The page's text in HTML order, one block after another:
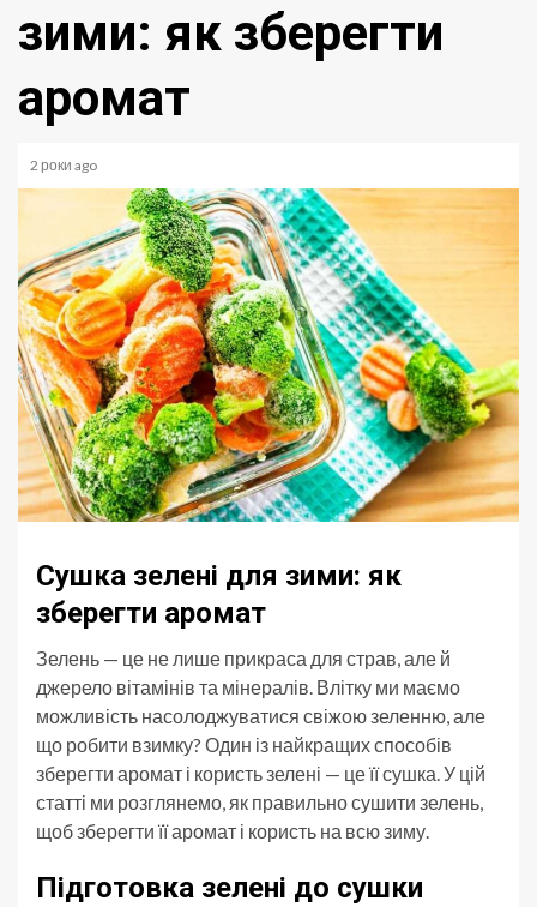
зими: як зберегти
аромат
2 роки ago
Сушка зелені для зими: як
зберегти аромат
Зелень — це не лише прикраса для страв, але й
джерело вітамінів та мінералів. Влітку ми маємо
можливість насолоджуватися свіжою зеленню, але
що робити взимку? Один із найкращих способів
зберегти аромат і користь зелені — це її сушка. У цій
статті ми розглянемо, як правильно сушити зелень,
щоб зберегти її аромат і користь на всю зиму.
Підготовка зелені до сушки